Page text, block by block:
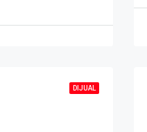
DIJUAL